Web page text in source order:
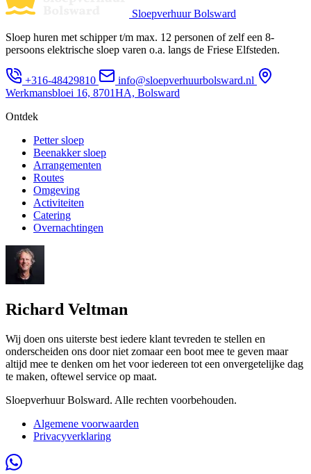
Sloepverhuur Bolsward
Sloep huren met schipper t/m max. 12 personen of zelf een 8-
persoons elektrische sloep varen o.a. langs de Friese Elfsteden.
+316-48429810
info@sloepverhuurbolsward.nl
Werkmansbloei 16, 8701HA, Bolsward
Ontdek
Petter sloep
Beenakker sloep
Arrangementen
Routes
Omgeving
Activiteiten
Catering
Overnachtingen
Richard Veltman
Wij doen ons uiterste best iedere klant tevreden te stellen en
onderscheiden ons door niet zomaar een boot mee te geven maar
altijd mee te denken om het voor iedereen tot een onvergetelijke dag
te maken, oftewel service op maat.
Sloepverhuur Bolsward. Alle rechten voorbehouden.
Algemene voorwaarden
Privacyverklaring